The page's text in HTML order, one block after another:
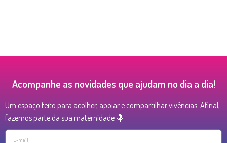
Acompanhe as novidades que ajudam no dia a dia!
Um espaço feito para acolher, apoiar e compartilhar vivências. Afinal,
fazemos parte da sua maternidade 🤱